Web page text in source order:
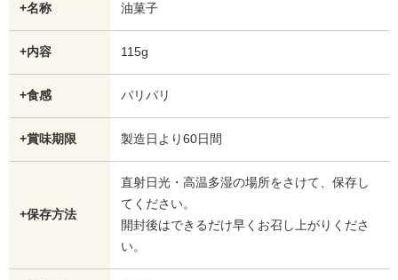
+名称 油菓子
+内容 115g
+食感 パリパリ
+賞味期限 製造日より60日間
+保存方法
直射日光・高温多湿の場所をさけて、保存し
てください。
開封後はできるだけ早くお召し上がりくださ
い。